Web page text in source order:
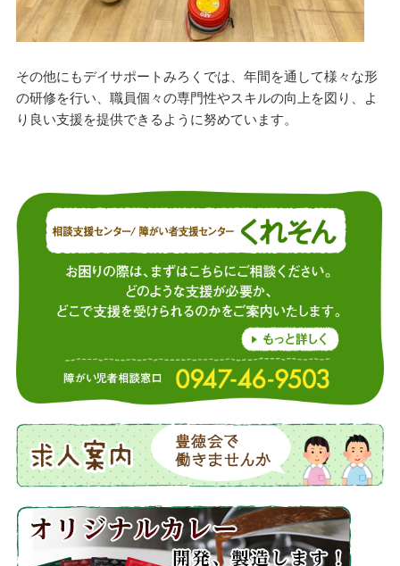
その他にもデイサポートみろくでは、年間を通して様々な形
の研修を行い、職員個々の専門性やスキルの向上を図り、よ
り良い支援を提供できるように努めています。